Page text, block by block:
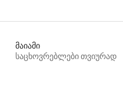
მაიამი
საცხოვრებლები თვიურად